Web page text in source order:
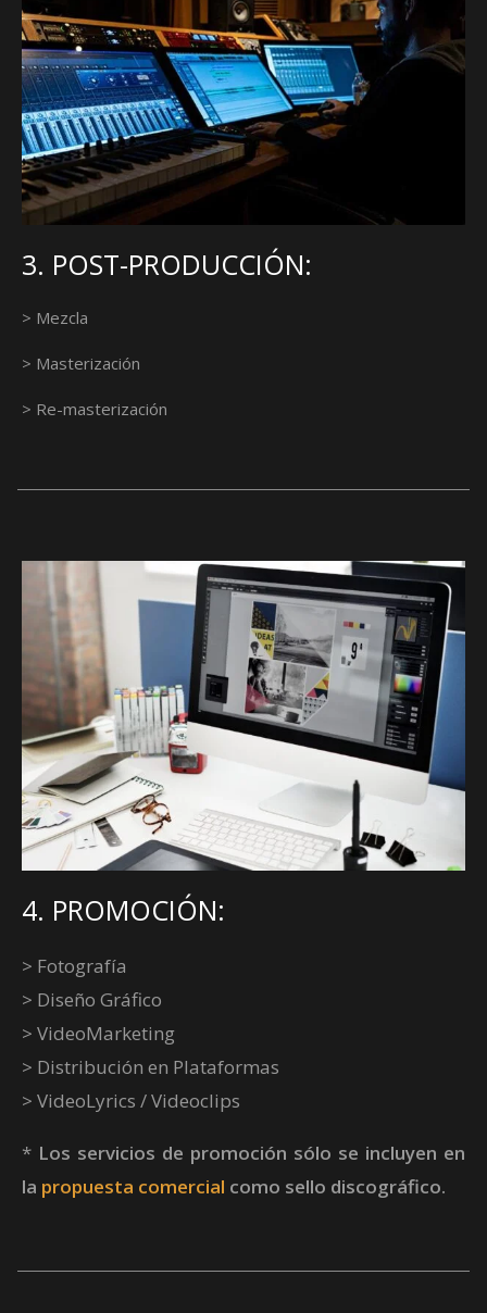
3. POST-PRODUCCIÓN:
> Mezcla
> Masterización
> Re-masterización
4. PROMOCIÓN:
> Fotografía
> Diseño Gráfico
> VideoMarketing
> Distribución en Plataformas
> VideoLyrics / Videoclips
* Los servicios de promoción sólo se incluyen en
la propuesta comercial como sello discográfico.